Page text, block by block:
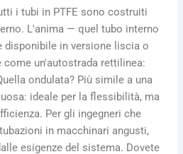
i tubi in PTFE sono costruiti
L'anima — quel tubo interno
in versione liscia o
un'autostrada rettilinea:
ondulata? Più simile a una
ideale per la flessibilità, ma
Per gli ingegneri che
in macchinari angusti,
esigenze del sistema. Dovete